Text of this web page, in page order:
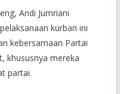
Andi Jumriani
kurban ini
kebersamaan Partai
khususnya mereka
partai.